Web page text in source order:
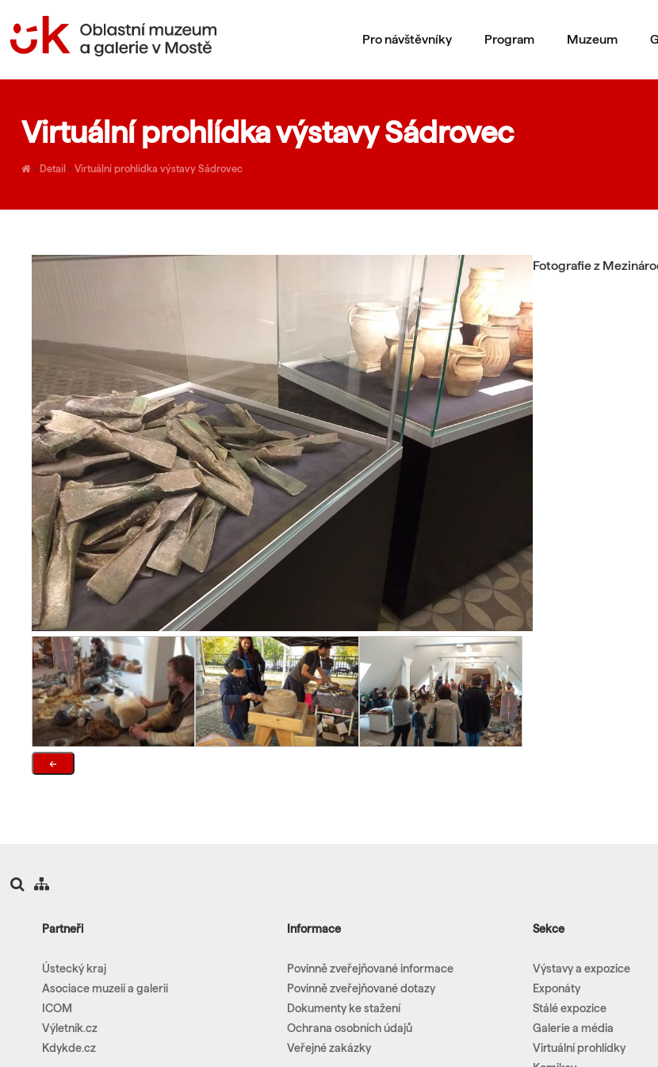
Pro návštěvníky Program Muzeum
Virtuální prohlídka výstavy Sádrovec
› Detail › Virtuální prohlídka výstavy Sádrovec
←
Fotografie z
Partneři
Ústecký kraj
Asociace muzeií a galerií
ICOM
Výletník.cz
Kdykde.cz
Informace
Povinně zveřejňované informace
Povinně zveřejňované dotazy
Dokumenty ke stažení
Ochrana osobních údajů
Veřejné zakázky
Sekce
Výstavy a expozice
Exponáty
Stálé expozice
Galerie a média
Virtuální prohlídky